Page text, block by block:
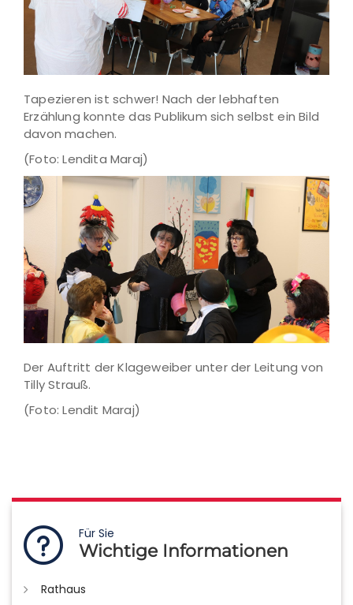
Tapezieren ist schwer! Nach der lebhaften
Erzählung konnte das Publikum sich selbst ein Bild
davon machen.
(Foto: Lendita Maraj)
Der Auftritt der Klageweiber unter der Leitung von
Tilly Strauß.
(Foto: Lendit Maraj)
Für Sie
Wichtige Informationen
Rathaus